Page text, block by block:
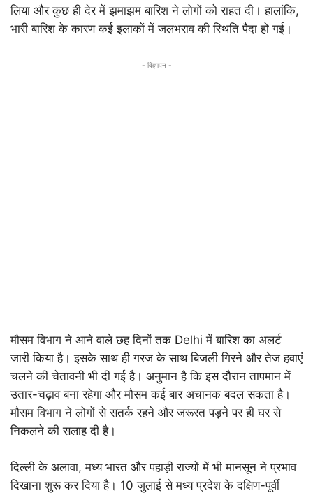
लिया और कुछ ही देर में झमाझम बारिश ने लोगों को राहत दी। हालांकि,
भारी बारिश के कारण कई इलाकों में जलभराव की स्थिति पैदा हो गई।
- विज्ञापन -
मौसम विभाग ने आने वाले छह दिनों तक Delhi में बारिश का अलर्ट
जारी किया है। इसके साथ ही गरज के साथ बिजली गिरने और तेज हवाएं
चलने की चेतावनी भी दी गई है। अनुमान है कि इस दौरान तापमान में
उतार-चढ़ाव बना रहेगा और मौसम कई बार अचानक बदल सकता है।
मौसम विभाग ने लोगों से सतर्क रहने और जरूरत पड़ने पर ही घर से
निकलने की सलाह दी है।
दिल्ली के अलावा, मध्य भारत और पहाड़ी राज्यों में भी मानसून ने प्रभाव
दिखाना शुरू कर दिया है। 10 जुलाई से मध्य प्रदेश के दक्षिण-पूर्वी